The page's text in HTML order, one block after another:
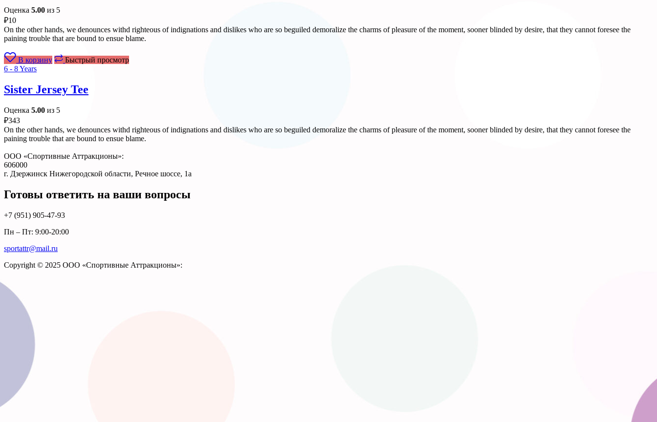
Оценка 5.00 из 5
₽10
On the other hands, we denounces withd righteous of indignations and dislikes who are so beguiled demoralize the charms of pleasure of the moment, sooner blinded by desire, that they cannot foresee the
paining trouble that are bound to ensue blame.
В корзину
Быстрый просмотр
6 - 8 Years
Sister Jersey Tee
Оценка 5.00 из 5
₽343
On the other hands, we denounces withd righteous of indignations and dislikes who are so beguiled demoralize the charms of pleasure of the moment, sooner blinded by desire, that they cannot foresee the
paining trouble that are bound to ensue blame.
ООО «Спортивные Аттракционы»:
606000
г. Дзержинск Нижегородской области, Речное шоссе, 1а
Готовы ответить на ваши вопросы
+7 (951) 905-47-93
Пн – Пт: 9:00-20:00
sportattr@mail.ru
Copyright © 2025 ООО «Спортивные Аттракционы»: